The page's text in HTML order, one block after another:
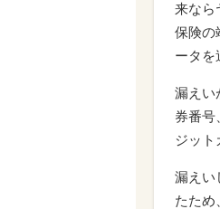
来なら
保険の
ータを
漏えい
券番号
ジット
漏えい
たため